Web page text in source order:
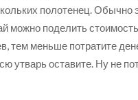
полотенец. Обычно
можно поделить
тем меньше потратите
утварь оставите. Ну не